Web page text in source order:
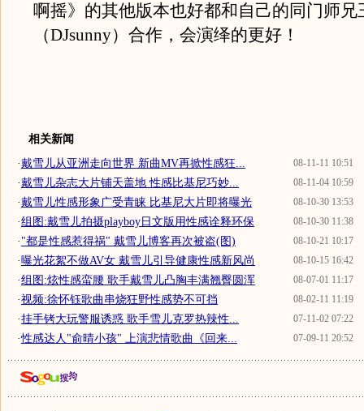
啊摇》的其他版本也好都和自己的同门师兄
（DJsunny）合作，会演绎的更好！
相关新闻
08-11-11 10:51
·戴雪儿从亚洲走向世界 新曲MV再掀性感狂...
08-11-04 10:59
·戴雪儿杂志大片铺天盖地 性感比基尼巧妙...
08-10-30 13:53
·戴雪儿性感形象广受青睐 比基尼大片即将曝光
08-10-30 11:38
·组图:戴雪儿拍摄playboy日文版用性感诠释环保
08-10-21 10:17
·"都是性感惹得祸" 戴雪儿博客再次被盗(图)
08-10-15 16:42
·曝光花絮不做AV女 戴雪儿引导健康性感新风尚
08-07-01 11:17
·组图:炫性感蛮腰 歌手戴雪儿凸胸丰满翘臀圆浑
08-02-11 11:19
·视频:徐怀钰歌曲串烧狂野性感势不可挡
07-11-02 07:22
·挂手铐大玩警服诱惑 歌手雪儿克罗热辣性...
07-09-11 20:52
·性感达人"俞晴小孩" 上演悲情歌曲《回来...